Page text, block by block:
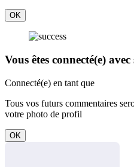
OK
Vous êtes connecté(e) avec
Connecté(e) en tant que
Tous vos futurs commentaires
votre photo de profil
OK